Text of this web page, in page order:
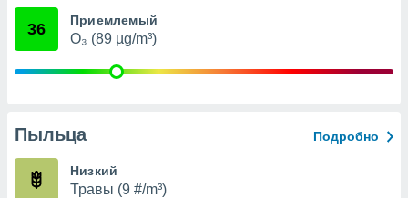
выбора
36 Приемлемый
O₃ (89 µg/m³)
Пыльца Подробно
Низкий
Травы (9 #/m³)